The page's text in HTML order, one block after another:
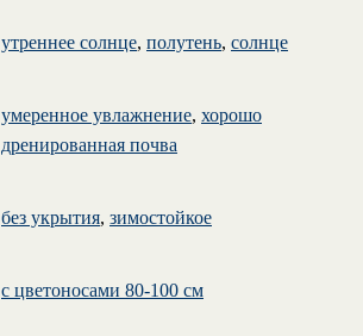
утреннее солнце, полутень, солнце
умеренное увлажнение, хорошо
дренированная почва
без укрытия, зимостойкое
с цветоносами 80-100 см